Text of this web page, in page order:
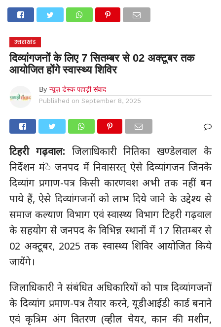
देहरादूननैनीताल
मनोरंजन
उत्तराखंड
दिव्यांगजनों के लिए 7 सितम्बर से 02 अक्टूबर तक
आयोजित होंगे स्वास्थ्य शिविर
By न्यूज़ डेस्क पहाड़ी संवाद
Published on September 8, 2025
टिहरी गढ़वाल: जिलाधिकारी नितिका खण्डेलवाल के
निर्देशन मंे जनपद में निवासरत् ऐसे दिव्यांगजन जिनके
दिव्यांग प्रगाण-पत्र किसी कारणवश अभी तक नहीं बन
पाये हैं, ऐसे दिव्यांगजनों को लाभ दिये जाने के उद्देश्य से
समाज कल्याण विभाग एवं स्वास्थ्य विभाग टिहरी गढ़वाल
के सहयोग से जनपद के विभिन्न स्थानों में 17 सितम्बर से
02 अक्टूबर, 2025 तक स्वास्थ्य शिविर आयोजित किये
जायेंगे।
जिलाधिकारी ने संबंधित अधिकारियों को पात्र दिव्यांगजनों
के दिव्यांग प्रमाण-पत्र तैयार करने, यूडीआईडी कार्ड बनाने
एवं कृत्रिम अंग वितरण (व्हील चेयर, कान की मशीन,